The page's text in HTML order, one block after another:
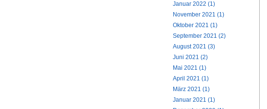
Januar 2022 (1)
November 2021 (1)
Oktober 2021 (1)
September 2021 (2)
August 2021 (3)
Juni 2021 (2)
Mai 2021 (1)
April 2021 (1)
März 2021 (1)
Januar 2021 (1)